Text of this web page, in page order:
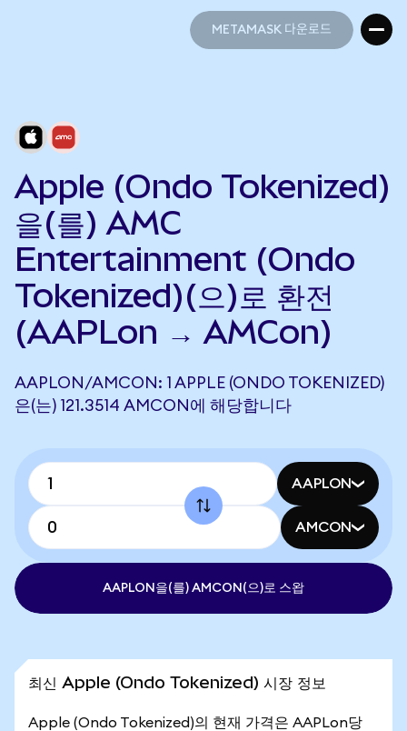
METAMASK 다운로드
Apple (Ondo Tokenized)
을(를) AMC
Entertainment (Ondo
Tokenized)(으)로 환전
(AAPLon → AMCon)
AAPLON/AMCON: 1 APPLE (ONDO TOKENIZED)
은(는) 121.3514 AMCON에 해당합니다
AAPLON
AMCON
AAPLON을(를) AMCON(으)로 스왑
최신 Apple (Ondo Tokenized) 시장 정보
Apple (Ondo Tokenized)의 현재 가격은 AAPLon당